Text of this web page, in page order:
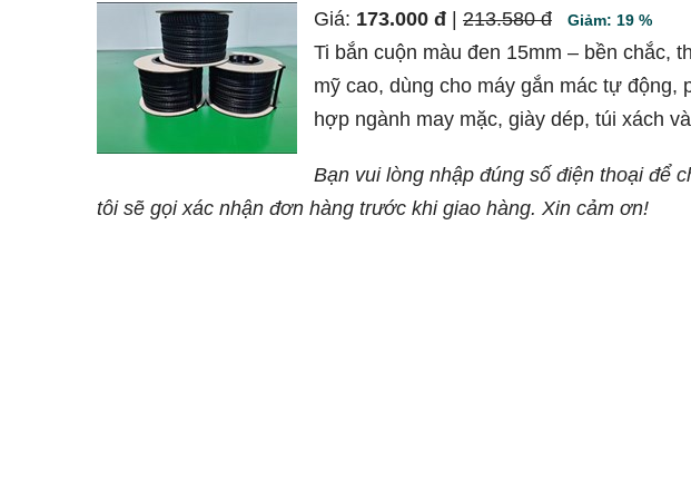
Giá: 173.000 đ 213.580 đ Giảm: 19 %
Ti bắn cuộn màu đen 15mm – bền chắc,
mỹ cao, dùng cho máy gắn mác tự động,
hợp ngành may mặc, giày dép, túi xách
Bạn vui lòng nhập đúng số điện thoại để
tôi sẽ gọi xác nhận đơn hàng trước khi giao hàng. Xin cảm ơn!